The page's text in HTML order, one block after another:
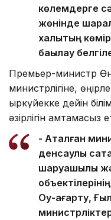
көлемдерге
жөнінде
халықтың
бақылау
Премьер-министр
министрлігіне,
қыркүйекке дейін
әзірлігін қамтамасыз
- Аталған
денсаулық
шаруашылық
Оқу-ағарту,